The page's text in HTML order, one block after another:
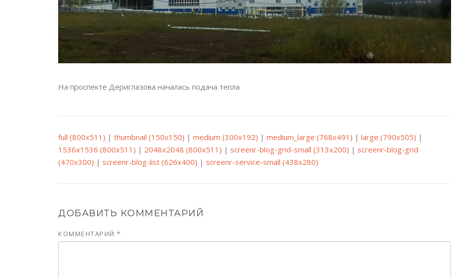
На проспекте Дериглазова началась подача тепла
full (800x511) | thumbnail (150x150) | medium (300x192) | medium_large (768x491) | large (790x505) |
1536x1536 (800x511) | 2048x2048 (800x511) | screenr-blog-grid-small (313x200) | screenr-blog-grid
(470x300) | screenr-blog-list (626x400) | screenr-service-small (438x280)
ДОБАВИТЬ КОММЕНТАРИЙ
КОММЕНТАРИЙ *